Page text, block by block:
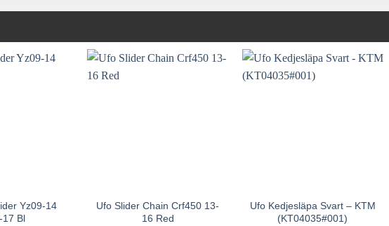
Yz09-14
17 Bl
Ufo Slider Chain Crf450 13-
16 Red
Ufo Kedjesläpa Svart – KTM
(KT04035#001)